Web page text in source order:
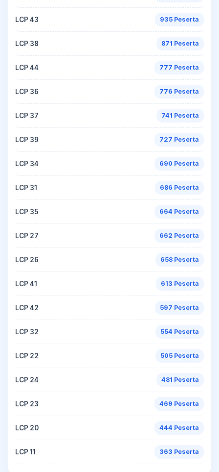
LCP 43 935 Peserta
LCP 38 871 Peserta
LCP 44 777 Peserta
LCP 36 776 Peserta
LCP 37 741 Peserta
LCP 39 727 Peserta
LCP 34 690 Peserta
LCP 31 686 Peserta
LCP 35 664 Peserta
LCP 27 662 Peserta
LCP 26 658 Peserta
LCP 41 613 Peserta
LCP 42 597 Peserta
LCP 32 554 Peserta
LCP 22 505 Peserta
LCP 24 481 Peserta
LCP 23 469 Peserta
LCP 20 444 Peserta
LCP 11 363 Peserta